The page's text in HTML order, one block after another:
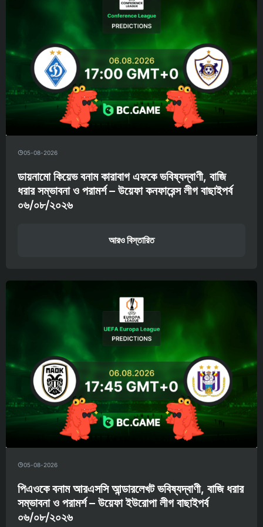
05-08-2026
ডায়নামো কিয়েভ বনাম কারাবাগ এফকে ভবিষ্যদ্বাণী, বাজি
ধরার সম্ভাবনা ও পরামর্শ – উয়েফা কনফারেন্স লীগ বাছাইপর্ব
০৬/০৮/২০২৬
আরও বিস্তারিত
05-08-2026
পিএওকে বনাম আরএসসি আন্ডারলেখট ভবিষ্যদ্বাণী, বাজি ধরার
সম্ভাবনা ও পরামর্শ – উয়েফা ইউরোপা লীগ বাছাইপর্ব
০৬/০৮/২০২৬